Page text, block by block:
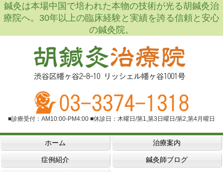
鍼灸は本場中国で培われた本物の技術が光る胡鍼灸治
療院へ。30年以上の臨床経験と実績を誇る信頼と安心
の鍼灸院。
■診療受付：AM10:00-PM4:00 ■休診日：木曜日/第1,第3日曜日/第2,第4月曜日
ホーム 治療案内
症例紹介 鍼灸師ブログ